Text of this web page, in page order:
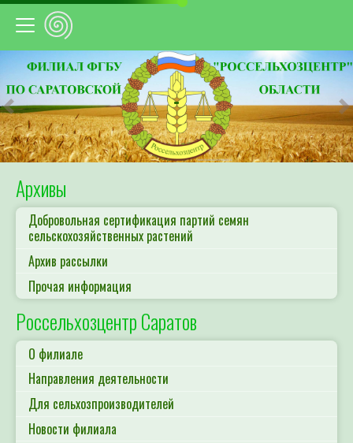
Предыдущий
Архивы
Добровольная сертификация партий семян
сельскохозяйственных растений
Архив рассылки
Прочая информация
Россельхозцентр Саратов
О филиале
Направления деятельности
Для сельхозпроизводителей
Новости филиала